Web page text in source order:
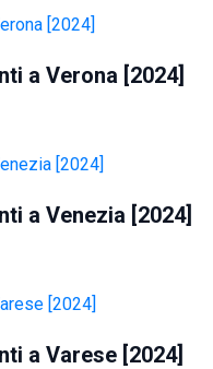
a Verona [2024]
a Venezia [2024]
a Varese [2024]